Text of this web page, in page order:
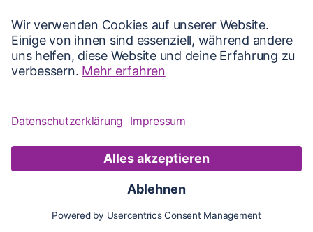
Karte Updates Konto
Karte